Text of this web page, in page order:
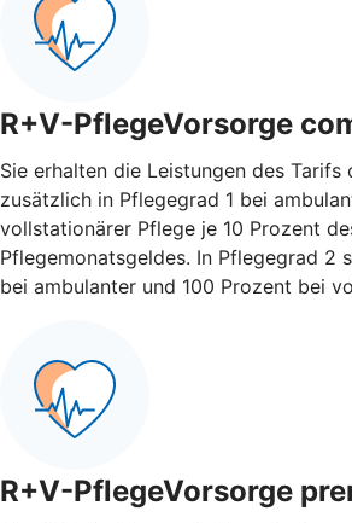
R+V-PflegeVorsorge
Sie erhalten die Leistungen des Tarifs
zusätzlich in Pflegegrad 1 bei
vollstationärer Pflege je 10 Prozent
Pflegemonatsgeldes. In Pflegegrad 2
bei ambulanter und 100 Prozent bei
R+V-PflegeVorsorge